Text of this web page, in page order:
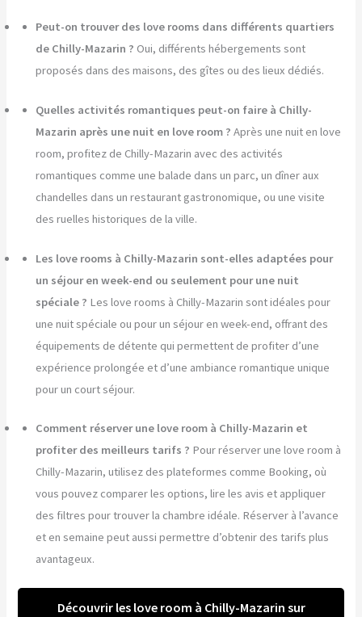
Peut-on trouver des love rooms dans différents quartiers
de Chilly-Mazarin ? Oui, différents hébergements sont
proposés dans des maisons, des gîtes ou des lieux dédiés.
Quelles activités romantiques peut-on faire à Chilly-
Mazarin après une nuit en love room ? Après une nuit en love
room, profitez de Chilly-Mazarin avec des activités
romantiques comme une balade dans un parc, un dîner aux
chandelles dans un restaurant gastronomique, ou une visite
des ruelles historiques de la ville.
Les love rooms à Chilly-Mazarin sont-elles adaptées pour
un séjour en week-end ou seulement pour une nuit
spéciale ? Les love rooms à Chilly-Mazarin sont idéales pour
une nuit spéciale ou pour un séjour en week-end, offrant des
équipements de détente qui permettent de profiter d’une
expérience prolongée et d’une ambiance romantique unique
pour un court séjour.
Comment réserver une love room à Chilly-Mazarin et
profiter des meilleurs tarifs ? Pour réserver une love room à
Chilly-Mazarin, utilisez des plateformes comme Booking, où
vous pouvez comparer les options, lire les avis et appliquer
des filtres pour trouver la chambre idéale. Réserver à l’avance
et en semaine peut aussi permettre d’obtenir des tarifs plus
avantageux.
Découvrir les love room à Chilly-Mazarin sur